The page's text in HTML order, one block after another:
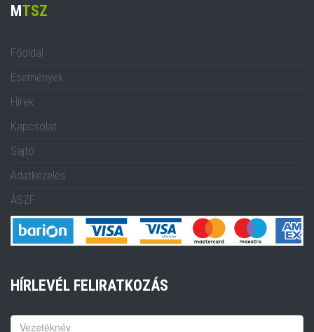
MTSZ
Főoldal
Események
Hírek
Kapcsolat
Sajtó
Adatkezelés
ÁSZF
HÍRLEVÉL FELIRATKOZÁS
Keresztnév